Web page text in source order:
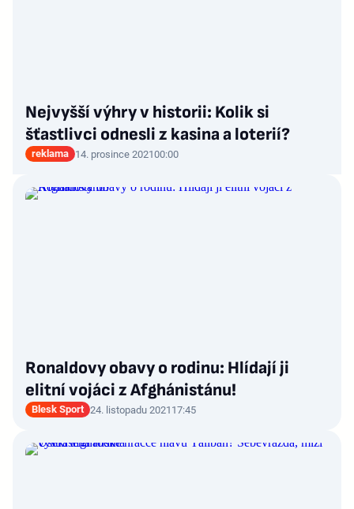
Nejvyšší výhry v historii: Kolik si
šťastlivci odnesli z kasina a loterií?
reklama 14. prosince 202100:00
Ronaldovy obavy o rodinu: Hlídají ji
elitní vojáci z Afghánistánu!
Blesk Sport 24. listopadu 2021 17:45